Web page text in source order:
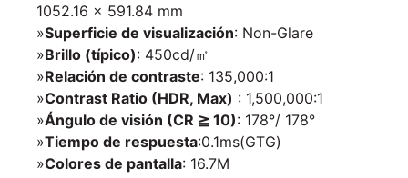
1052.16 x 591.84 mm
»Superficie de visualización: Non-Glare
»Brillo (típico): 450cd/㎡
»Relación de contraste: 135,000:1
»Contrast Ratio (HDR, Max) : 1,500,000:1
»Ángulo de visión (CR ≧ 10): 178°/ 178°
»Tiempo de respuesta:0.1ms(GTG)
»Colores de pantalla: 16.7M